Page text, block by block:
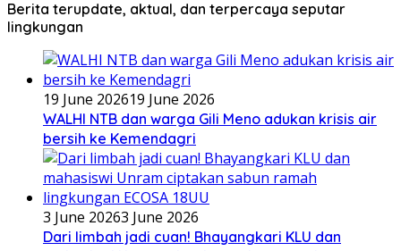
Berita terupdate, aktual, dan terpercaya seputar
lingkungan
19 June 202619 June 2026
WALHI NTB dan warga Gili Meno adukan krisis air
bersih ke Kemendagri
3 June 20263 June 2026
Dari limbah jadi cuan! Bhayangkari KLU dan